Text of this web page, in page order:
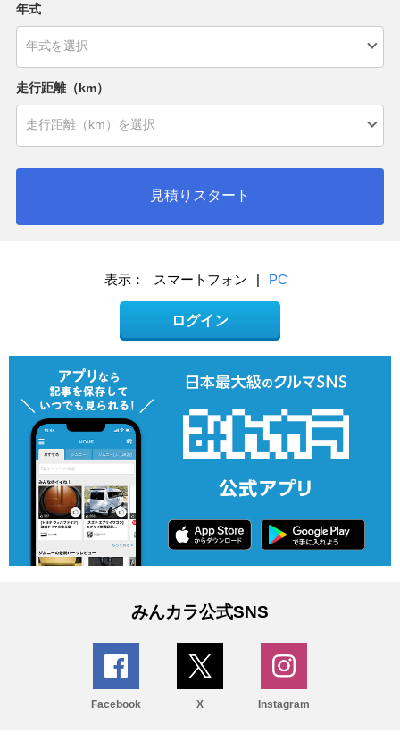
年式
走行距離（km）
見積りスタート
表示： スマートフォン | PC
ログイン
みんカラ公式SNS
Facebook X Instagram